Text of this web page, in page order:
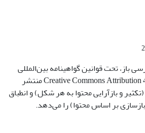
باز، تحت قوانین گواهینامه بین‌المللی
Creative Commons Attribution 4.0 International License منتشر
و بازآرایی محتوا به هر شکل) و انطباق
بر اساس محتوا) را می‌دهد.